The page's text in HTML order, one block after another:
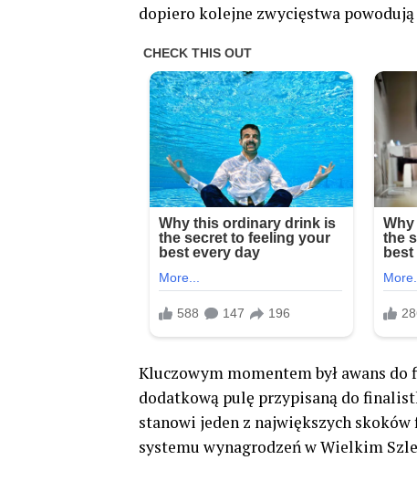
dopiero kolejne zwycięstwa
Kluczowym momentem był awans
dodatkową pulę przypisaną do
stanowi jeden z największych
systemu wynagrodzeń w Wielkim